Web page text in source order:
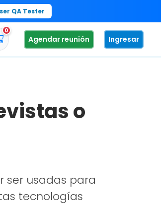
QA Tester
0
Agendar reunión Ingresar
o
ser usadas para
tecnologías